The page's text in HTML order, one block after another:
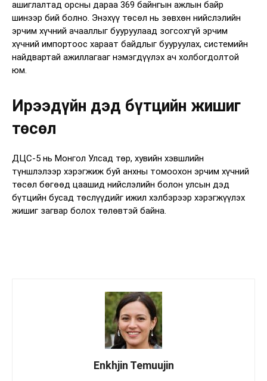
ашиглалтад орсны дараа 369 байнгын ажлын байр
шинээр бий болно. Энэхүү төсөл нь зөвхөн нийслэлийн
эрчим хүчний ачааллыг бууруулаад зогсохгүй эрчим
хүчний импортоос хараат байдлыг бууруулах, системийн
найдвартай ажиллагааг нэмэгдүүлэх ач холбогдолтой
юм.
Ирээдүйн дэд бүтцийн жишиг
төсөл
ДЦС-5 нь Монгол Улсад төр, хувийн хэвшлийн
түншлэлээр хэрэгжиж буй анхны томоохон эрчим хүчний
төсөл бөгөөд цаашид нийслэлийн болон улсын дэд
бүтцийн бусад төслүүдийг ижил хэлбэрээр хэрэгжүүлэх
жишиг загвар болох төлөвтэй байна.
Enkhjin Temuujin